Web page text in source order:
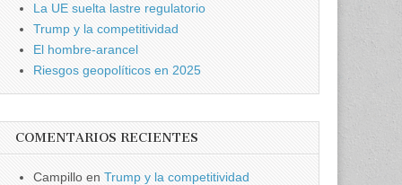
La UE suelta lastre regulatorio
Trump y la competitividad
El hombre-arancel
Riesgos geopolíticos en 2025
COMENTARIOS RECIENTES
Campillo enTrump y la competitividad